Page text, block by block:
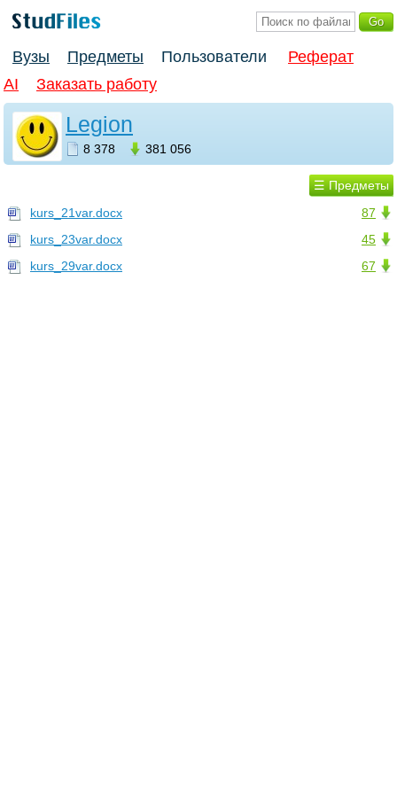
Вузы Предметы Пользователи
Реферат
AI
Заказать работу
Legion
8 378 381 056
☰ Предметы
87
kurs_21var.docx
45
kurs_23var.docx
67
kurs_29var.docx